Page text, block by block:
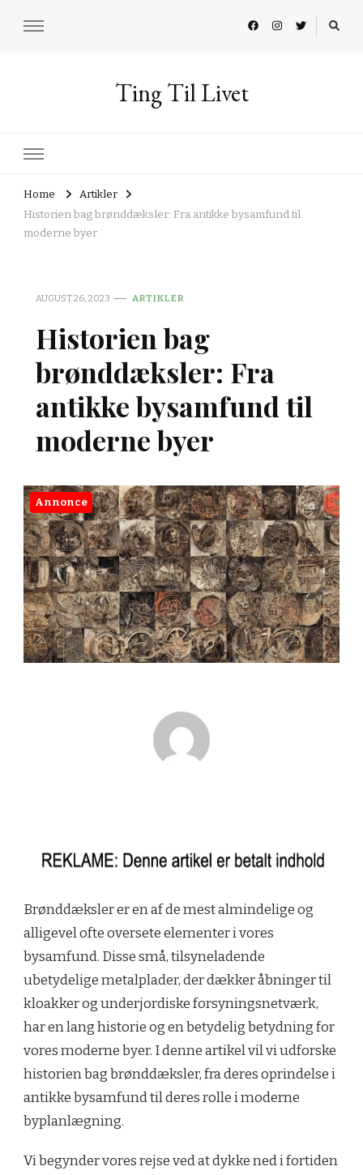
Ting Til Livet
Home
Artikler
Historien bag brønddæksler: Fra antikke bysamfund til
moderne byer
AUGUST 26, 2023 ARTIKLER
Historien bag
brønddæksler: Fra
antikke bysamfund til
moderne byer
Annonce
Brønddæksler er en af de mest almindelige og
alligevel ofte oversete elementer i vores
bysamfund. Disse små, tilsyneladende
ubetydelige metalplader, der dækker åbninger til
kloakker og underjordiske forsyningsnetværk,
har en lang historie og en betydelig betydning for
vores moderne byer. I denne artikel vil vi udforske
historien bag brønddæksler, fra deres oprindelse i
antikke bysamfund til deres rolle i moderne
byplanlægning.
Vi begynder vores rejse ved at dykke ned i fortiden